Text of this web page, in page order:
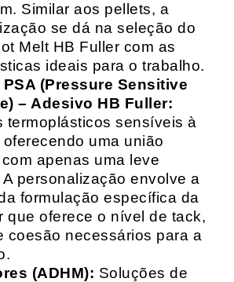
Similar aos pellets, a
se dá na seleção do
Melt HB Fuller com as
ideais para o trabalho.
PSA (Pressure Sensitive
– Adesivo HB Fuller:
termoplásticos sensíveis à
uma união
apenas uma leve
personalização envolve a
formulação específica da
que oferece o nível de tack,
coesão necessários para a
(ADHM): Soluções de